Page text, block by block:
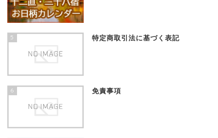
5 特定商取引法に基づく表記
6 免責事項